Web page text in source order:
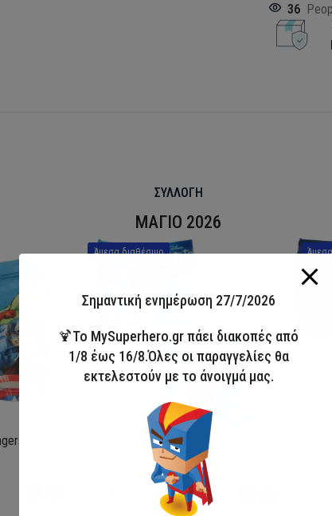
36
ΣΥΛΛΟΓΗ
ΜΑΓΙΟ 2026
Άμεσα διαθέσιμο
Παιδικό Μαγιό Boxer Lilo & Stitch
Σημαντική ενημέρωση 27/7/2026
🍹Το MySuperhero.gr πάει διακοπές από
1/8 έως 16/8.Όλες οι παραγγελίες θα
εκτελεστούν με το άνοιγμά μας.